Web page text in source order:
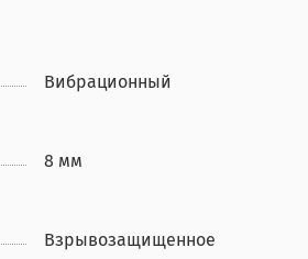
Вибрационный
8 мм
Взрывозащищенное